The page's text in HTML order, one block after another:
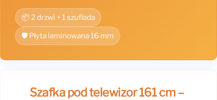
📦 2 drzwi + 1 szuflada
🛡️ Płyta laminowana 16 mm
Szafka pod telewizor 161 cm –